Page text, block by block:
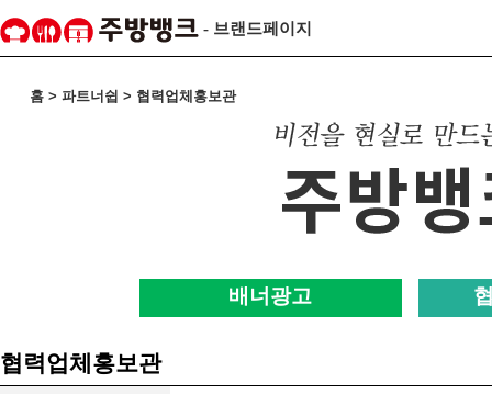
- 브랜드페이지
홈 > 파트너쉽 > 협력업체홍보관
배너광고
협력업체홍보관